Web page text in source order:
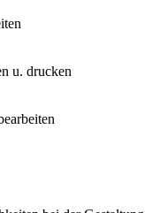
u. drucken